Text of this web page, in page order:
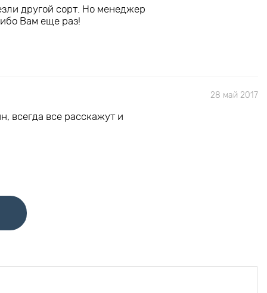
другой сорт. Но менеджер
Вам еще раз!
28 май 2017
всегда все расскажут и